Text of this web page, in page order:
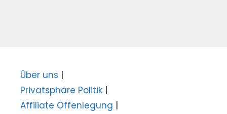
Über uns |
Privatsphäre Politik |
Affiliate Offenlegung |